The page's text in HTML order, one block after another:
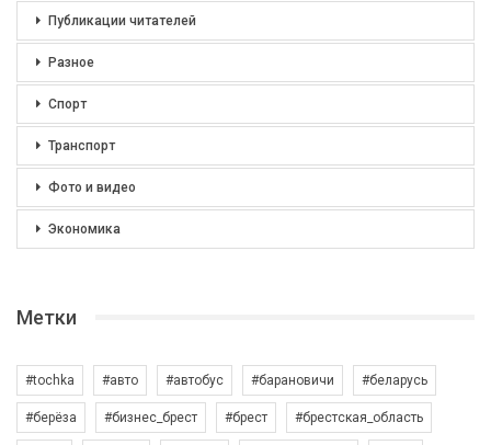
Публикации читателей
Разное
Спорт
Транспорт
Фото и видео
Экономика
Метки
#tochka #авто #автобус #барановичи #беларусь
#берёза #бизнес_брест #брест #брестская_область